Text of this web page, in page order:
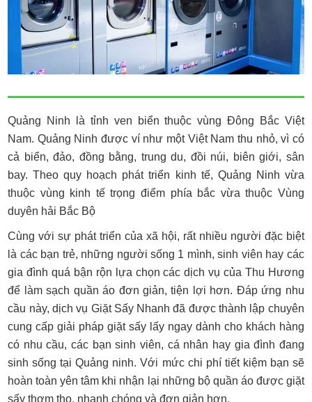
Quảng Ninh là tỉnh ven biển thuộc vùng Đông Bắc Việt
Nam. Quảng Ninh được ví như một Việt Nam thu nhỏ, vì có
cả biển, đảo, đồng bằng, trung du, đồi núi, biên giới, sân
bay. Theo quy hoạch phát triển kinh tế, Quảng Ninh vừa
thuộc vùng kinh tế trọng điểm phía bắc vừa thuộc Vùng
duyên hải Bắc Bộ
Cùng với sự phát triển của xã hội, rất nhiều người đặc biệt
là các bạn trẻ, những người sống 1 mình, sinh viên hay các
gia đình quá bận rộn lựa chọn các dịch vụ của Thu Hương
để làm sạch quần áo đơn giản, tiện lợi hơn. Đáp ứng nhu
cầu này, dịch vụ Giặt Sấy Nhanh đã được thành lập chuyên
cung cấp giải pháp giặt sấy lấy ngay dành cho khách hàng
có nhu cầu, các bạn sinh viên, cá nhân hay gia đình đang
sinh sống tại Quảng ninh. Với mức chi phí tiết kiệm bạn sẽ
hoàn toàn yên tâm khi nhận lại những bộ quần áo được giặt
sấy thơm tho, nhanh chóng và đơn giản hơn.